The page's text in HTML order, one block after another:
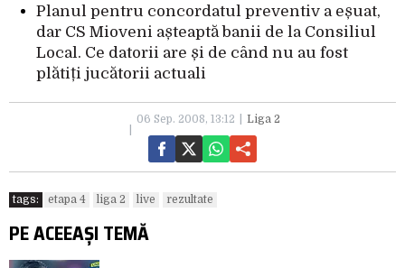
Planul pentru concordatul preventiv a eșuat,
dar CS Mioveni așteaptă banii de la Consiliul
Local. Ce datorii are și de când nu au fost
plătiți jucătorii actuali
06 Sep. 2008, 13:12 Liga 2
tags: etapa 4 liga 2 live rezultate
PE ACEEAȘI TEMĂ